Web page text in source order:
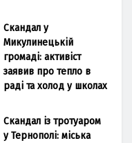
Скандал у
Микулинецькій
громаді: активіст
заявив про тепло в
раді та холод у школах
Скандал із тротуаром
у Тернополі: міська